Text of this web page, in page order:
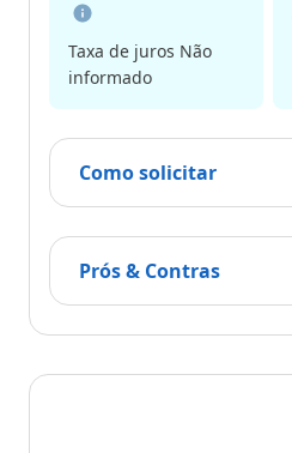
Taxa de juros Não
informado
Como solicitar
Prós & Contras